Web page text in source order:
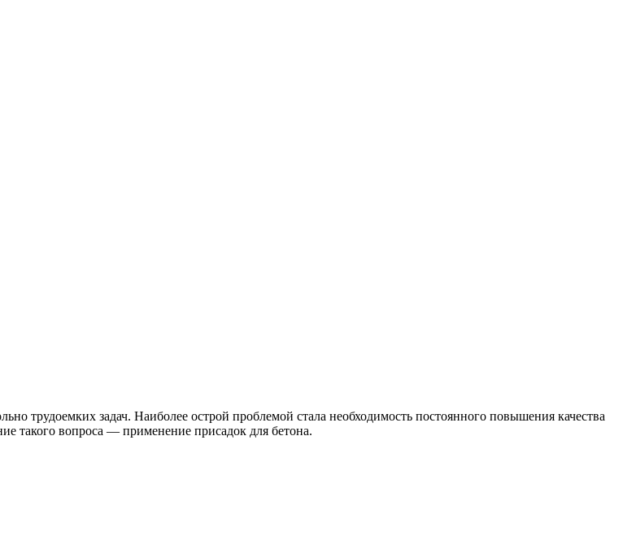
трудоемких задач. Наиболее острой проблемой стала необходимость постоянного повышения качества
такого вопроса — применение присадок для бетона.